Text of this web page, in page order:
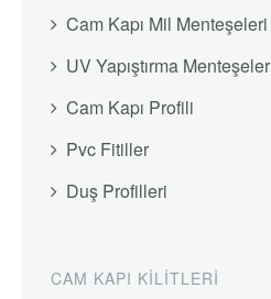
Cam Kapı Mil Menteşeleri
UV Yapıştırma Menteşeler
Cam Kapı Profili
Pvc Fitiller
Duş Profilleri
CAM KAPI KILITLERI